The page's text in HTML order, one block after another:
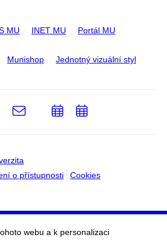
MU INET MU Portál MU
Munishop Jednotný vizuální styl
o přístupnosti Cookies
e-
Email
PřidatPřidat
webu a k personalizaci